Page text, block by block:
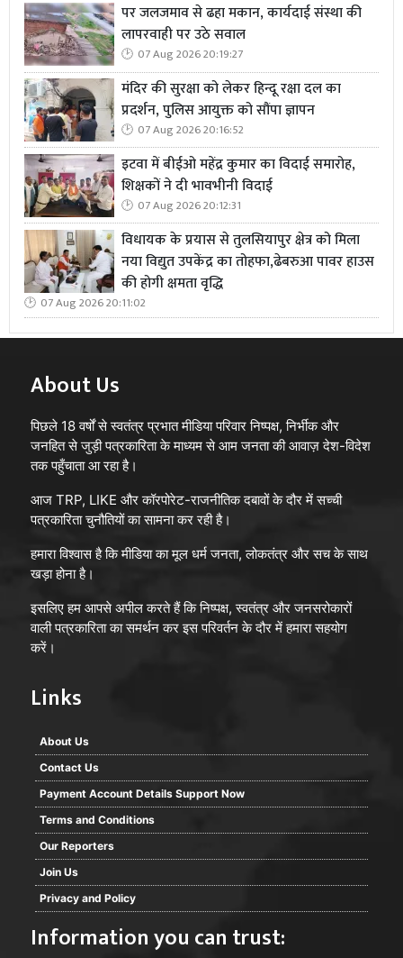
पर जलजमाव से ढहा मकान, कार्यदाई संस्था की
लापरवाही पर उठे सवाल
07 Aug 2026 20:19:27
मंदिर की सुरक्षा को लेकर हिन्दू रक्षा दल का
प्रदर्शन, पुलिस आयुक्त को सौंपा ज्ञापन
07 Aug 2026 20:16:52
इटवा में बीईओ महेंद्र कुमार का विदाई समारोह,
शिक्षकों ने दी भावभीनी विदाई
07 Aug 2026 20:12:31
विधायक के प्रयास से तुलसियापुर क्षेत्र को मिला
नया विद्युत उपकेंद्र का तोहफा,ढेबरुआ पावर हाउस
की होगी क्षमता वृद्धि
07 Aug 2026 20:11:02
About Us
पिछले 18 वर्षों से स्वतंत्र प्रभात मीडिया परिवार निष्पक्ष, निर्भीक और
जनहित से जुड़ी पत्रकारिता के माध्यम से आम जनता की आवाज़ देश-विदेश
तक पहुँचाता आ रहा है।
आज TRP, LIKE और कॉरपोरेट-राजनीतिक दबावों के दौर में सच्ची
पत्रकारिता चुनौतियों का सामना कर रही है।
हमारा विश्वास है कि मीडिया का मूल धर्म जनता, लोकतंत्र और सच के साथ
खड़ा होना है।
इसलिए हम आपसे अपील करते हैं कि निष्पक्ष, स्वतंत्र और जनसरोकारों
वाली पत्रकारिता का समर्थन कर इस परिवर्तन के दौर में हमारा सहयोग
करें।
Links
About Us
Contact Us
Payment Account Details Support Now
Terms and Conditions
Our Reporters
Join Us
Privacy and Policy
Information you can trust: